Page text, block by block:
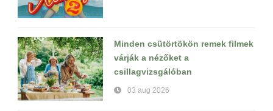
Minden csütörtökön remek filmek
várják a nézőket a
csillagvizsgálóban
03 aug 2026